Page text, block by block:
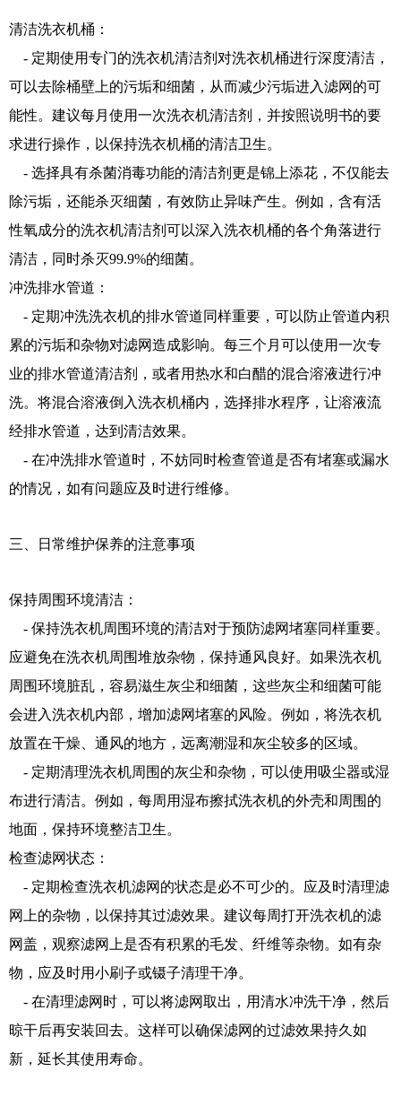
清洁洗衣机桶：
- 定期使用专门的洗衣机清洁剂对洗衣机桶进行深度清洁，
可以去除桶壁上的污垢和细菌，从而减少污垢进入滤网的可
能性。建议每月使用一次洗衣机清洁剂，并按照说明书的要
求进行操作，以保持洗衣机桶的清洁卫生。
- 选择具有杀菌消毒功能的清洁剂更是锦上添花，不仅能去
除污垢，还能杀灭细菌，有效防止异味产生。例如，含有活
性氧成分的洗衣机清洁剂可以深入洗衣机桶的各个角落进行
清洁，同时杀灭99.9%的细菌。
冲洗排水管道：
- 定期冲洗洗衣机的排水管道同样重要，可以防止管道内积
累的污垢和杂物对滤网造成影响。每三个月可以使用一次专
业的排水管道清洁剂，或者用热水和白醋的混合溶液进行冲
洗。将混合溶液倒入洗衣机桶内，选择排水程序，让溶液流
经排水管道，达到清洁效果。
- 在冲洗排水管道时，不妨同时检查管道是否有堵塞或漏水
的情况，如有问题应及时进行维修。
三、日常维护保养的注意事项
保持周围环境清洁：
- 保持洗衣机周围环境的清洁对于预防滤网堵塞同样重要。
应避免在洗衣机周围堆放杂物，保持通风良好。如果洗衣机
周围环境脏乱，容易滋生灰尘和细菌，这些灰尘和细菌可能
会进入洗衣机内部，增加滤网堵塞的风险。例如，将洗衣机
放置在干燥、通风的地方，远离潮湿和灰尘较多的区域。
- 定期清理洗衣机周围的灰尘和杂物，可以使用吸尘器或湿
布进行清洁。例如，每周用湿布擦拭洗衣机的外壳和周围的
地面，保持环境整洁卫生。
检查滤网状态：
- 定期检查洗衣机滤网的状态是必不可少的。应及时清理滤
网上的杂物，以保持其过滤效果。建议每周打开洗衣机的滤
网盖，观察滤网上是否有积累的毛发、纤维等杂物。如有杂
物，应及时用小刷子或镊子清理干净。
- 在清理滤网时，可以将滤网取出，用清水冲洗干净，然后
晾干后再安装回去。这样可以确保滤网的过滤效果持久如
新，延长其使用寿命。